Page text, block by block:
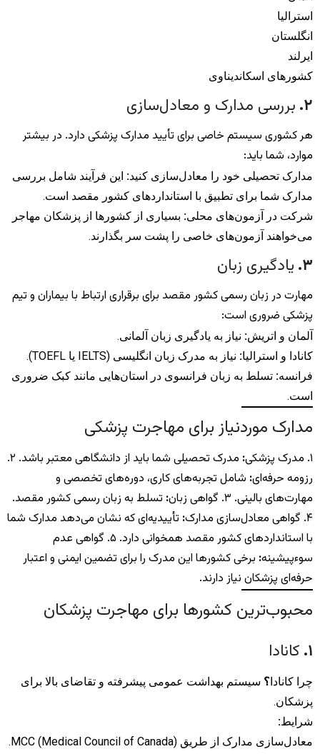
استرالیا
انگلستان
ایرلند
کشورهای اسکاندیناوی
۲. بررسی مدارک و معادل‌سازی
هر کشوری سیستم خاصی برای تأیید مدارک پزشکی دارد. در بیشتر
موارد، شما باید:
مدارک تحصیلی خود را معادل‌سازی کنید: این فرآیند شامل بررسی
مدارک شما برای تطبیق با استانداردهای کشور مقصد است.
شرکت در آزمون‌های محلی: بسیاری از کشورها از پزشکان مهاجر
می‌خواهند آزمون‌های خاصی را پشت سر بگذارند.
۳. یادگیری زبان
مهارت در زبان رسمی کشور مقصد برای برقراری ارتباط با بیماران و تیم
پزشکی ضروری است:
آلمان و اتریش: نیاز به یادگیری زبان آلمانی.
کانادا و استرالیا: نیاز به مدرک زبان انگلیسی (IELTS یا TOEFL).
فرانسه: تسلط به زبان فرانسوی در استان‌هایی مانند کبک ضروری
است.
مدارک موردنیاز برای مهاجرت پزشکی
۱. مدرک پزشکی :
مدرک تحصیلی شما باید از دانشگاهی معتبر باشد. ۲.
رزومه حرفه‌ای: شامل تجربه‌های کاری، دوره‌های تخصصی و
مهارت‌های بالینی. ۳. گواهی زبان
: تسلط به زبان رسمی کشور مقصد.
۴. گواهی معادل‌سازی مدارک
: تأییدیه‌ای که نشان می‌دهد مدارک شما
با استانداردهای کشور مقصد همخوانی دارد. ۵. گواهی عدم
سوءپیشینه: برخی کشورها این مدرک را برای تضمین ایمنی و اعتبار
حرفه‌ای پزشکان نیاز دارند.
محبوب‌ترین کشورها برای مهاجرت پزشکان
۱. کانادا
چرا کانادا ؟ سیستم بهداشت عمومی پیشرفته و تقاضای بالا برای
پزشکان.
شرایط:
معادل‌سازی مدارک از طریق MCC (Medical Council of Canada).